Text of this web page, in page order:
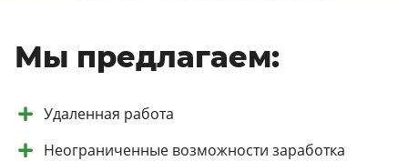
Мы предлагаем:
Удаленная работа
Неограниченные возможности заработка